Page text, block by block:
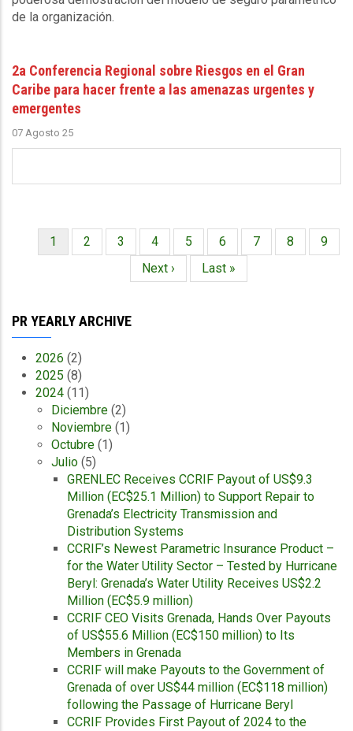
de la organización.
2a Conferencia Regional sobre Riesgos en el Gran
Caribe para hacer frente a las amenazas urgentes y
emergentes
07 Agosto 25
Paginación
Página
actual
1 Página
2 Página
3 Página
4 Página
5 Página
6 Página
7 Página
8
9
Siguiente
página
Next ›
Última
página
Last »
PR YEARLY ARCHIVE
2026 (2)
2025 (8)
2024 (11)
Diciembre (2)
Noviembre (1)
Octubre (1)
Julio (5)
GRENLEC Receives CCRIF Payout of US$9.3
Million (EC$25.1 Million) to Support Repair to
Grenada’s Electricity Transmission and
Distribution Systems
CCRIF’s Newest Parametric Insurance Product –
for the Water Utility Sector – Tested by Hurricane
Beryl: Grenada’s Water Utility Receives US$2.2
Million (EC$5.9 million)
CCRIF CEO Visits Grenada, Hands Over Payouts
of US$55.6 Million (EC$150 million) to Its
Members in Grenada
CCRIF will make Payouts to the Government of
Grenada of over US$44 million (EC$118 million)
following the Passage of Hurricane Beryl
CCRIF Provides First Payout of 2024 to the